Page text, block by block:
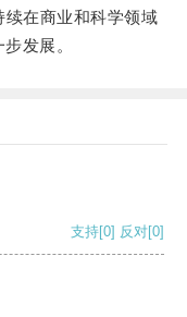
在商业和科学领域
发展。
支持[0] 反对[0]